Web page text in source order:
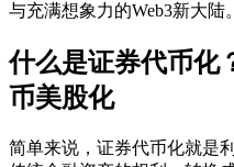
与充满想象力的Web3新大陆。
什么是证券代币化
币美股化
简单来说，证券代币化就是